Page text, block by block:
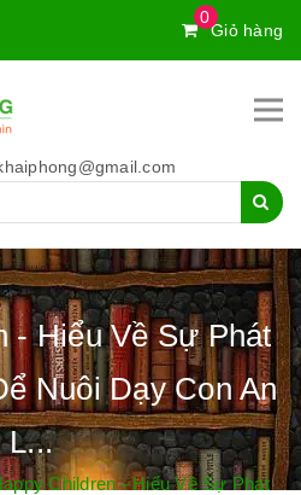
0
Giỏ hàng
- Hiểu Về Sự Phát
Nuôi Dạy Con An
L...
Children - Hiểu Về Sự Phát